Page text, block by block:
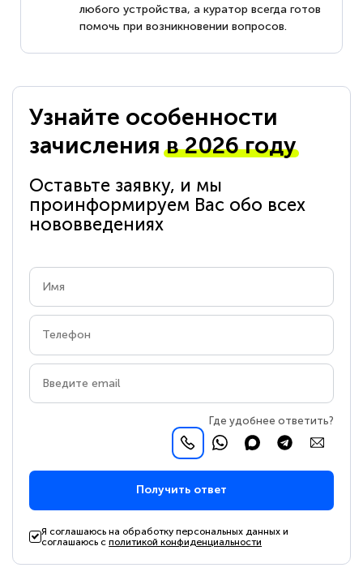
любого устройства, а куратор всегда готов
помочь при возникновении вопросов.
Узнайте особенности
зачисленияв 2026 году
Оставьте заявку, и мы
проинформируем Вас обо всех
нововведениях
Где удобнее ответить?
Получить ответ
Я соглашаюсь на обработку персональных данных и
соглашаюсь сполитикой конфиденциальности